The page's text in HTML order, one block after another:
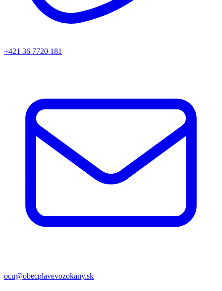
+421 36 7720 181
ocu@obecplavevozokany.sk